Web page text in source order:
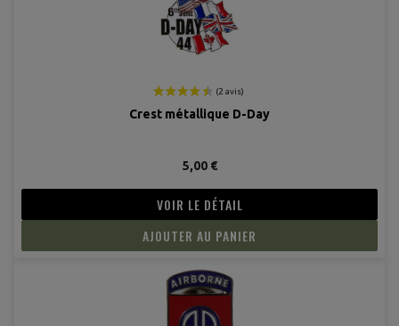
Crest métallique D-Day
5,00 €
VOIR LE DÉTAIL
AJOUTER AU PANIER